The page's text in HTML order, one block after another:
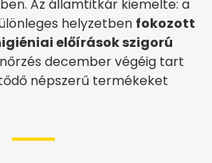
Az államtitkár kiemelte: a
helyzetben fokozott
előírások szigorú
december végéig tart
népszerű termékeket